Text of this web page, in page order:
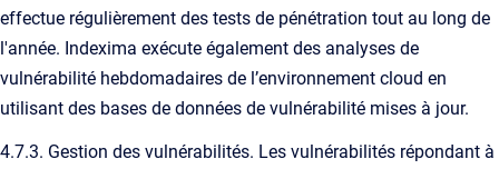
effectue régulièrement des tests de pénétration tout au long de
l'année. Indexima exécute également des analyses de
vulnérabilité hebdomadaires de l’environnement cloud en
utilisant des bases de données de vulnérabilité mises à jour.
4.7.3. Gestion des vulnérabilités. Les vulnérabilités répondant à